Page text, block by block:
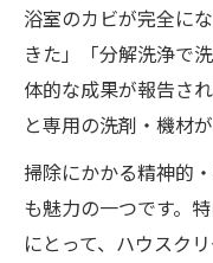
浴室のカビが完全に
きた」「分解洗浄で
体的な成果が報告さ
と専用の洗剤・機材
掃除にかかる精神的
も魅力の一つです。
にとって、ハウスク